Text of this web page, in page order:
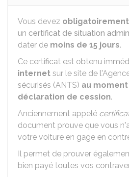
Vous devez obligatoirement
un certificat de situation
dater de moins de 15 jours.
Ce certificat est obtenu
internet sur le site de
sécurisés (ANTS) au
déclaration de cession.
Anciennement appelé
document prouve que vous
votre voiture en gage en
Il permet de prouver
bien payé toutes vos